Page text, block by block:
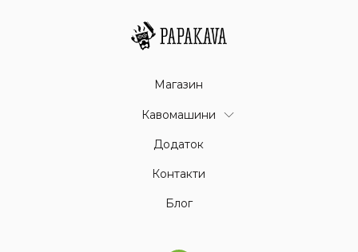
Магазин
Кавомашини
Додаток
Контакти
Блог